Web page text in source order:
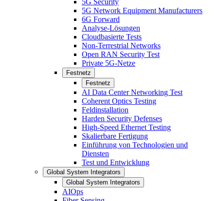
5G Security
5G Network Equipment Manufacturers
6G Forward
Analyse-Lösungen
Cloudbasierte Tests
Non-Terrestrial Networks
Open RAN Security Test
Private 5G-Netze
Festnetz
Festnetz
AI Data Center Networking Test
Coherent Optics Testing
Feldinstallation
Harden Security Defenses
High-Speed Ethernet Testing
Skalierbare Fertigung
Einführung von Technologien und
Diensten
Test und Entwicklung
Global System Integrators
Global System Integrators
AIOps